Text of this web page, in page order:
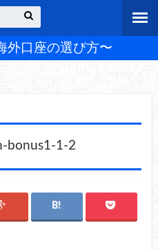
外口座の選び方〜
bonus1-1-2